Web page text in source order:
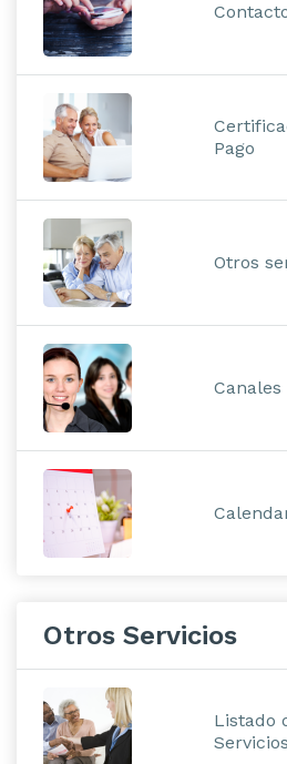
Pago
Otros
Otros Servicios
Listado
Servicios